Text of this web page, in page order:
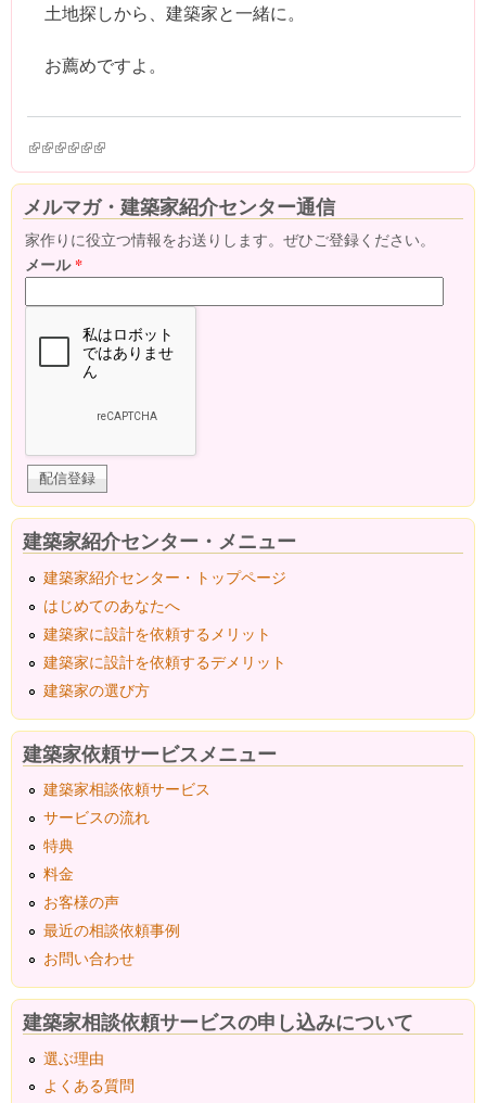
土地探しから、建築家と一緒に。
お薦めですよ。
(link is external)
(link is external)
(link is external)
(link is external)
(link is external)
(link is external)
メルマガ・建築家紹介センター通信
家作りに役立つ情報をお送りします。ぜひご登録ください。
メール*
建築家紹介センター・メニュー
建築家紹介センター・トップページ
はじめてのあなたへ
建築家に設計を依頼するメリット
建築家に設計を依頼するデメリット
建築家の選び方
建築家依頼サービスメニュー
建築家相談依頼サービス
サービスの流れ
特典
料金
お客様の声
最近の相談依頼事例
お問い合わせ
建築家相談依頼サービスの申し込みについて
選ぶ理由
よくある質問